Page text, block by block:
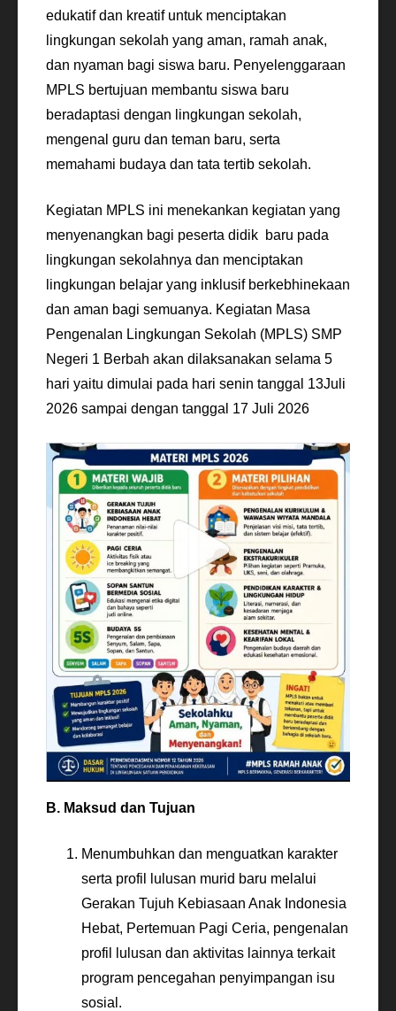
edukatif dan kreatif untuk menciptakan
lingkungan sekolah yang aman, ramah anak,
dan nyaman bagi siswa baru. Penyelenggaraan
MPLS bertujuan membantu siswa baru
beradaptasi dengan lingkungan sekolah,
mengenal guru dan teman baru, serta
memahami budaya dan tata tertib sekolah.
Kegiatan MPLS ini menekankan kegiatan yang
menyenangkan bagi peserta didik baru pada
lingkungan sekolahnya dan menciptakan
lingkungan belajar yang inklusif berkebhinekaan
dan aman bagi semuanya. Kegiatan Masa
Pengenalan Lingkungan Sekolah (MPLS) SMP
Negeri 1 Berbah akan dilaksanakan selama 5
hari yaitu dimulai pada hari senin tanggal 13Juli
2026 sampai dengan tanggal 17 Juli 2026
B. Maksud dan Tujuan
Menumbuhkan dan menguatkan karakter
serta profil lulusan murid baru melalui
Gerakan Tujuh Kebiasaan Anak Indonesia
Hebat, Pertemuan Pagi Ceria, pengenalan
profil lulusan dan aktivitas lainnya terkait
program pencegahan penyimpangan isu
sosial.